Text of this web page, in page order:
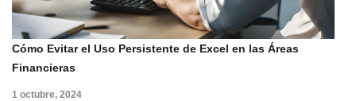
Cómo Evitar el Uso Persistente de Excel en las Áreas
Financieras
1 octubre, 2024